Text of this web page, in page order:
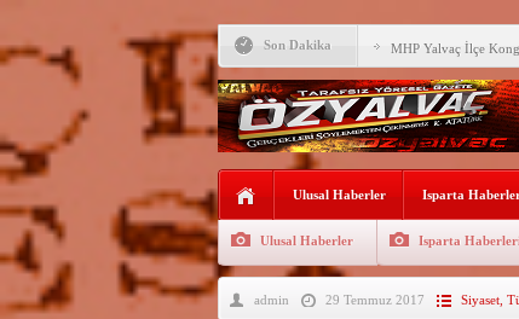
Son Dakika MHP Yalvaç İlçe
M.Uğur Gökgöz,
R.T.Erdoğan Millet
YALVAÇ’TA LGS
EĞİTİM
Fırsatları Avantaja
Sunacak
İleği ile Kurusarı
Ulusal Haberler Isparta
Ulusal Haberler Isparta
admin 29 Temmuz 2017 Siyaset,